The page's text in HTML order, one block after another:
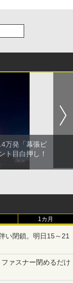
万発「幕張ビ
ト目白押し！
1カ月
い閉鎖。明日15～21
ァスナー閉めるだけ